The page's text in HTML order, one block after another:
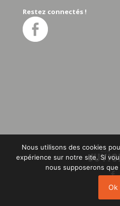
Restez connectés !
Nous utilisons des cookies
expérience sur notre site. Si
nous supposerons
Ok